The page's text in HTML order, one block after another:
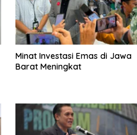
Minat Investasi Emas di Jawa
Barat Meningkat